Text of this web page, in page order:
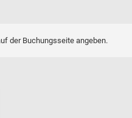
der Buchungsseite angeben.